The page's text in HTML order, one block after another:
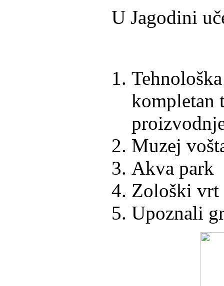
U Jagodini
kompletan
Muzej
Akva park
Zološki vrt
Upoznali